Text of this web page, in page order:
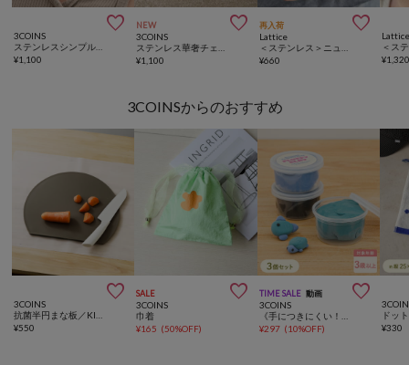

3COINS
¥1,100
NEW 
3COINS
¥1,100
再入荷 
Lattice
¥660 ¥
3COINSからのおすすめ

3COINS
¥550
SALE 
3COINS
巾着
¥165 (50%OFF)
TIME SALE 動画 
3COINS
¥297 (10%OFF) ¥330